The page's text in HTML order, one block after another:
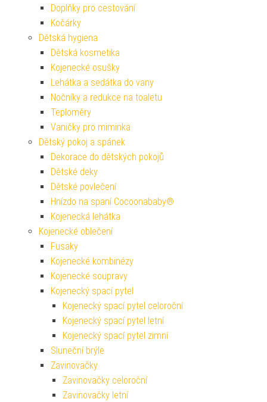
Doplňky pro cestování
Kočárky
Dětská hygiena
Dětská kosmetika
Kojenecké osušky
Lehátka a sedátka do vany
Nočníky a redukce na toaletu
Teploměry
Vaničky pro miminka
Dětský pokoj a spánek
Dekorace do dětských pokojů
Dětské deky
Dětské povlečení
Hnízdo na spaní Cocoonababy®
Kojenecká lehátka
Kojenecké oblečení
Fusaky
Kojenecké kombinézy
Kojenecké soupravy
Kojenecký spací pytel
Kojenecký spací pytel celoroční
Kojenecký spací pytel letní
Kojenecký spací pytel zimní
Sluneční brýle
Zavinovačky
Zavinovačky celoroční
Zavinovačky letní